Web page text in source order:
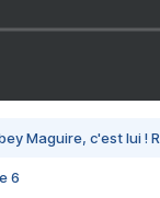
Maguire, c'est lui !
6